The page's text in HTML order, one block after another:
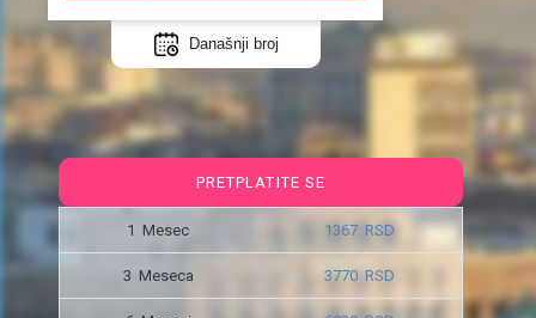
Današnji broj
PRETPLATITE SE
1 Mesec 1367 RSD
3 Meseca 3770 RSD